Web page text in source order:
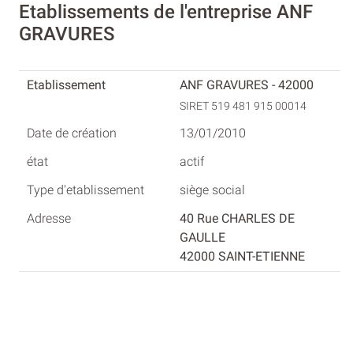
Etablissements de l'entreprise ANF
GRAVURES
ANF GRAVURES - 42000
SIRET 519 481 915 00014
13/01/2010
actif
siège social
40 Rue CHARLES DE
GAULLE
42000 SAINT-ETIENNE